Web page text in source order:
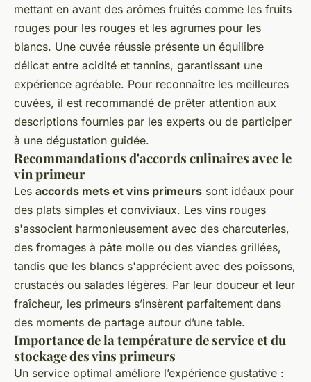
mettant en avant des arômes fruités comme les fruits
rouges pour les rouges et les agrumes pour les
blancs. Une cuvée réussie présente un équilibre
délicat entre acidité et tannins, garantissant une
expérience agréable. Pour reconnaître les meilleures
cuvées, il est recommandé de prêter attention aux
descriptions fournies par les experts ou de participer
à une dégustation guidée.
Recommandations d'accords culinaires avec le
vin primeur
Les accords mets et vins primeurs sont idéaux pour
des plats simples et conviviaux. Les vins rouges
s'associent harmonieusement avec des charcuteries,
des fromages à pâte molle ou des viandes grillées,
tandis que les blancs s'apprécient avec des poissons,
crustacés ou salades légères. Par leur douceur et leur
fraîcheur, les primeurs s’insèrent parfaitement dans
des moments de partage autour d’une table.
Importance de la température de service et du
stockage des vins primeurs
Un service optimal améliore l’expérience gustative :